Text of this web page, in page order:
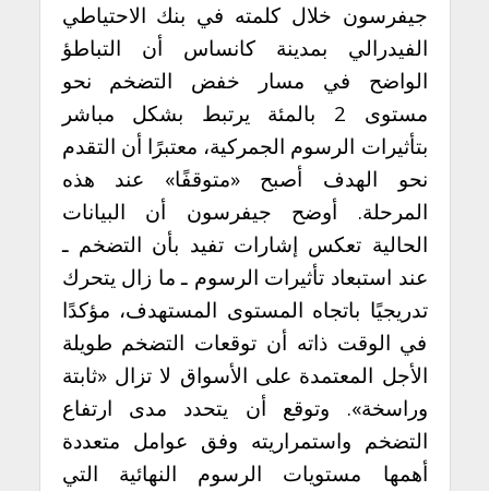
جيفرسون خلال كلمته في بنك الاحتياطي
الفيدرالي بمدينة كانساس أن التباطؤ
الواضح في مسار خفض التضخم نحو
مستوى 2 بالمئة يرتبط بشكل مباشر
بتأثيرات الرسوم الجمركية، معتبرًا أن التقدم
نحو الهدف أصبح «متوقفًا» عند هذه
المرحلة. أوضح جيفرسون أن البيانات
الحالية تعكس إشارات تفيد بأن التضخم ـ
عند استبعاد تأثيرات الرسوم ـ ما زال يتحرك
تدريجيًا باتجاه المستوى المستهدف، مؤكدًا
في الوقت ذاته أن توقعات التضخم طويلة
الأجل المعتمدة على الأسواق لا تزال «ثابتة
وراسخة». وتوقع أن يتحدد مدى ارتفاع
التضخم واستمراريته وفق عوامل متعددة
أهمها مستويات الرسوم النهائية التي